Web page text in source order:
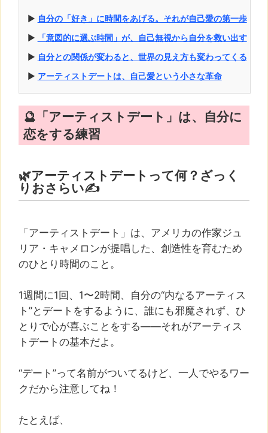
▶︎ 自分の「好き」に時間をあげる。それが自己愛の第一歩
▶︎
「意図的に選ぶ時間」が、自己無視から自分を救い出す
▶︎ 自分との関係が変わると、世界の見え方も変わってくる
▶︎ アーティストデートは、自己愛という小さな革命
🔮「アーティストデート」は、自分に
恋をする練習
🌿アーティストデートって何？ざっく
りおさらい✍️
「アーティストデート」は、アメリカの作家ジュ
リア・キャメロンが提唱した、創造性を育むため
のひとり時間のこと。
1週間に1回、1〜2時間、自分の“内なるアーティス
ト”とデートをするように、誰にも邪魔されず、ひ
とりで心が喜ぶことをする——それがアーティス
トデートの基本だよ。
“デート”って名前がついてるけど、一人でやるワー
クだから注意してね！
たとえば、